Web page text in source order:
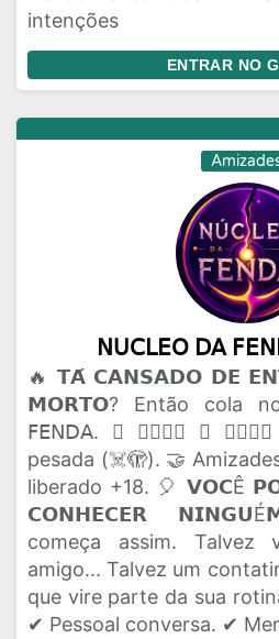
intenções
ENTRAR NO
𝖭𝖴𝖢𝖫𝖤𝖮 𝖣𝖠
🔥 𝗧𝗔́ 𝗖𝗔𝗡𝗦𝗔𝗗𝗢 𝗗𝗘
𝗠𝗢𝗥𝗧𝗢? Então cola
𝖥𝖤𝖭𝖣𝖠. 🫟 𝗔𝗤𝗨𝗜 𝗢
pesada (☠️🫣). 🤝
liberado +18. 🎈 𝗩𝗢𝗖Ê
𝗖𝗢𝗡𝗛𝗘𝗖𝗘𝗥
começa assim. Talvez
amigo... Talvez um
que vire parte da sua
✔ Pessoal conversa. ✔